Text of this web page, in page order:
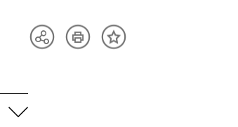
TeilenArtikelInhalt
aufklappen